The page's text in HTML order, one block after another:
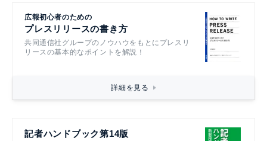
広報初心者のための
プレスリリースの書き方
共同通信社グループのノウハウをもとにプレスリ
リースの基本的なポイントを解説！
詳細を見る
記者ハンドブック第14版